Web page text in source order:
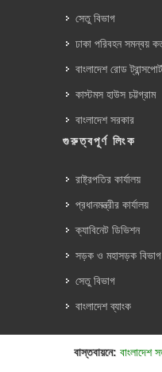
সেতু বিভাগ
ঢাকা পরিবহন সমন্বয়
বাংলাদেশ রোড
কাস্টমস হাউস চট্টগ্রাম
বাংলাদেশ সরকার
গুরুত্বপূর্ণ লিংক
রাষ্ট্রপতির কার্যালয়
প্রধানমন্ত্রীর কার্যালয়
ক্যাবিনেট ডিভিশন
সড়ক ও মহাসড়ক বিভাগ
সেতু বিভাগ
বাংলাদেশ ব্যাংক
বাস্তবায়নে: বাংলাদেশ